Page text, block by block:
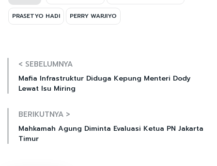
PRASETYO HADI PERRY WARJIYO
< SEBELUMNYA
Mafia Infrastruktur Diduga Kepung Menteri Dody
Lewat Isu Miring
BERIKUTNYA >
Mahkamah Agung Diminta Evaluasi Ketua PN Jakarta
Timur